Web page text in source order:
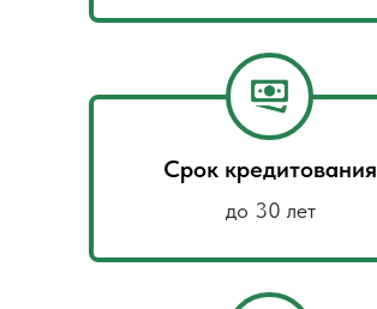
Срок кредитования
до 30 лет